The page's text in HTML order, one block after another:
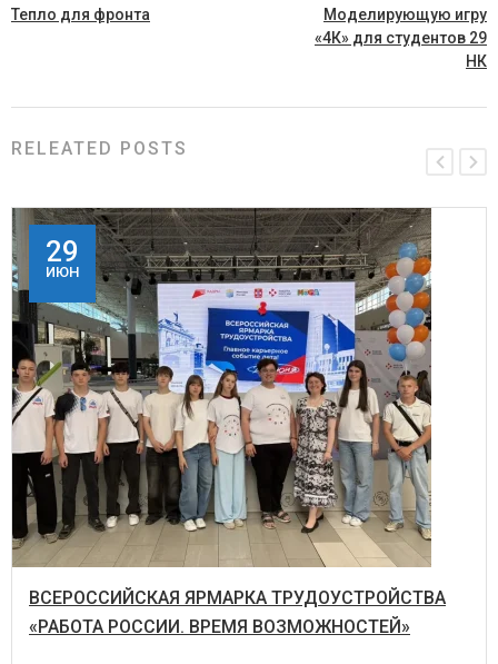
Тепло для фронта
Моделирующую игру
«4К» для студентов 29
НК
RELEATED POSTS
29
ИЮН
ВСЕРОССИЙСКАЯ ЯРМАРКА ТРУДОУСТРОЙСТВА
«РАБОТА РОССИИ. ВРЕМЯ ВОЗМОЖНОСТЕЙ»